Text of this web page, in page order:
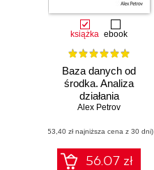
książka ebook
Baza danych od
środka. Analiza
działania
rozproszonych
Alex Petrov
(53,40 zł najniższa cena z 30 dni)
56.07 zł